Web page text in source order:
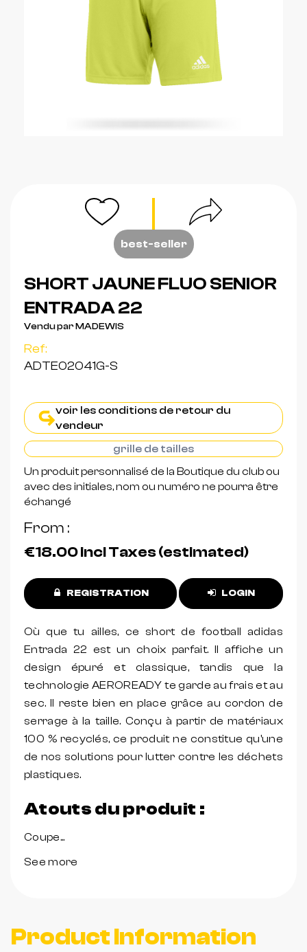
best-seller
SHORT JAUNE FLUO SENIOR
ENTRADA 22
Vendu par MADEWIS
Ref:
ADTE02041G-S
voir les conditions de retour du
vendeur
grille de tailles
Un produit personnalisé de la Boutique du club ou
avec des initiales, nom ou numéro ne pourra être
échangé
From
€18.00incl Taxes (estimated)
REGISTRATION LOGIN
Où que tu ailles, ce short de football adidas
Entrada 22 est un choix parfait. Il affiche un
design épuré et classique, tandis que la
technologie AEROREADY te garde au frais et au
sec. Il reste bien en place grâce au cordon de
serrage à la taille. Conçu à partir de matériaux
100 % recyclés, ce produit ne constitue qu'une
de nos solutions pour lutter contre les déchets
plastiques.
Atouts du produit :
Coupe...
See more
Product Information